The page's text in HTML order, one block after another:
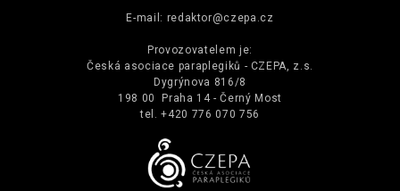
E-mail: redaktor@czepa.cz
Provozovatelem je:
Česká asociace paraplegiků - CZEPA, z.s.
Dygrýnova 816/8
198 00 Praha 14 - Černý Most
tel. +420 776 070 756